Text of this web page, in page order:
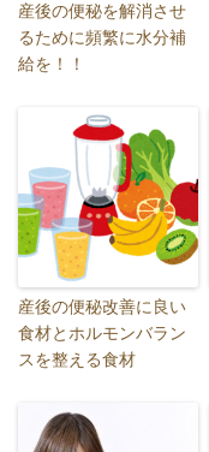
産後の便秘を解消させ
るために頻繁に水分補
給を！！
産後の便秘改善に良い
食材とホルモンバラン
スを整える食材